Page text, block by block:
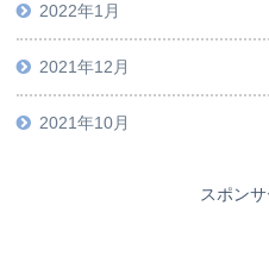
2022年1月
2021年12月
2021年10月
スポン